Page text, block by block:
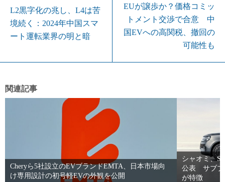
L2黒字化の兆し、L4は苦
境続く：2024年中国スマ
ート運転業界の明と暗
EUが譲歩か？価格コミッ
トメント交渉で合意 中
国EVへの高関税、撤回の
可能性も
関連記事
Cheryら5社設立のEVブランドEMTA、日本市場向
け専用設計の初号軽EVの外観を公開
シャオミ、
公表 サブブ
が特徴